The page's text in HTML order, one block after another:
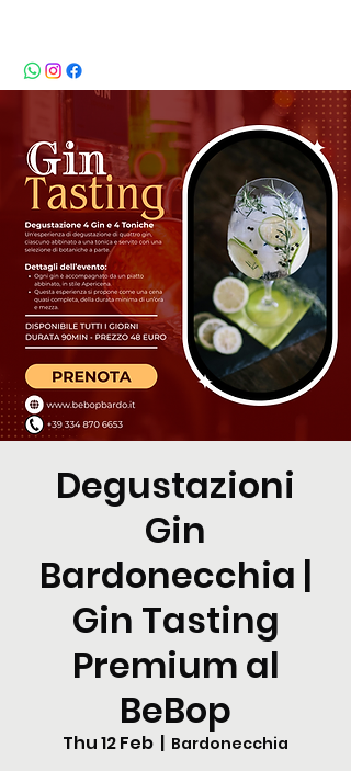
Degustazioni
Gin
Bardonecchia |
Gin Tasting
Premium al
BeBop
Thu 12 Feb
  |
Bardonecchia